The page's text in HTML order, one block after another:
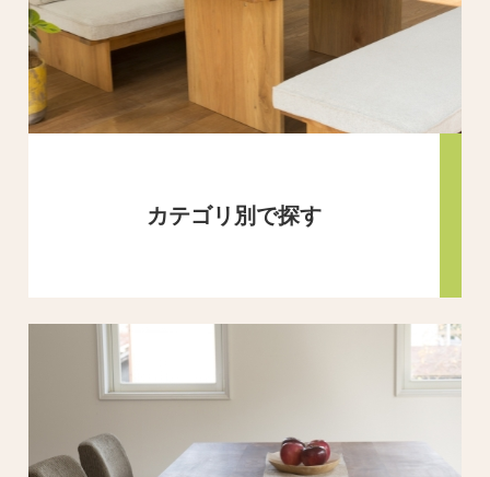
カテゴリ別で探す